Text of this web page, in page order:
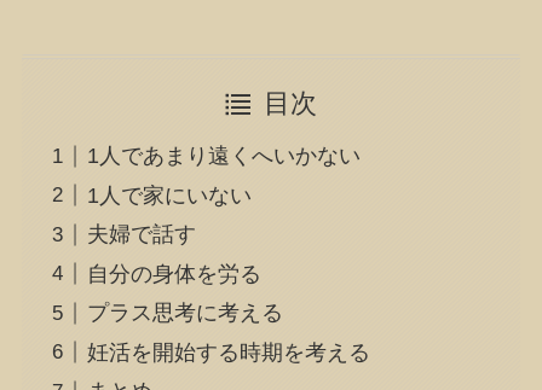
目次
1人であまり遠くへいかない
1人で家にいない
夫婦で話す
自分の身体を労る
プラス思考に考える
妊活を開始する時期を考える